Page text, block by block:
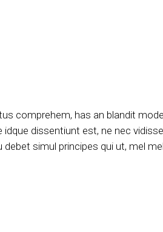
comprehem, has an blandit
dissentiunt est, ne nec
simul principes qui ut, mel